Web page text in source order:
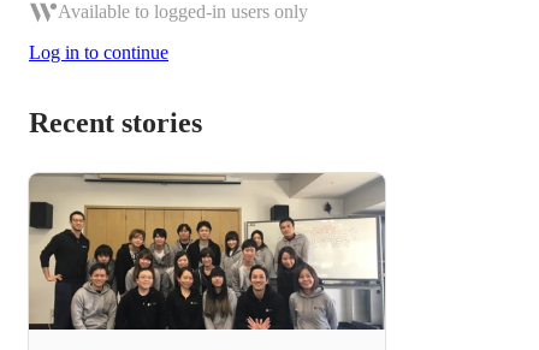
Available to logged-in users only
Log in to continue
Recent stories